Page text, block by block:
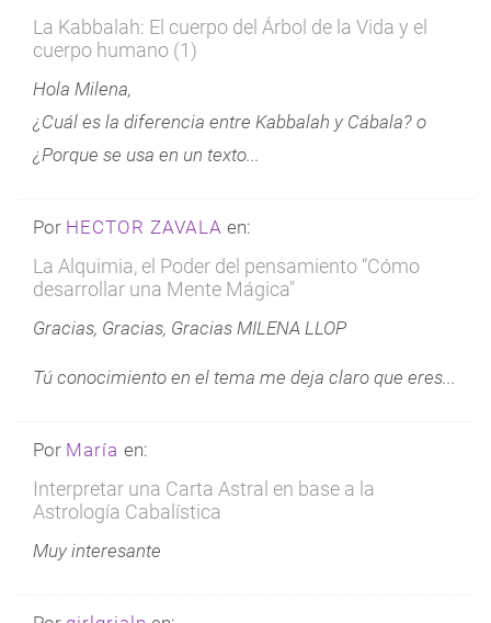
La Kabbalah: El cuerpo del Árbol de la Vida y el
cuerpo humano (1)
Hola Milena,
¿Cuál es la diferencia entre Kabbalah y Cábala? o
¿Porque se usa en un texto...
Por HECTOR ZAVALA en:
La Alquimia, el Poder del pensamiento “Cómo
desarrollar una Mente Mágica"
Gracias, Gracias, Gracias MILENA LLOP
Tú conocimiento en el tema me deja claro que eres...
Por María en:
Interpretar una Carta Astral en base a la
Astrología Cabalística
Muy interesante